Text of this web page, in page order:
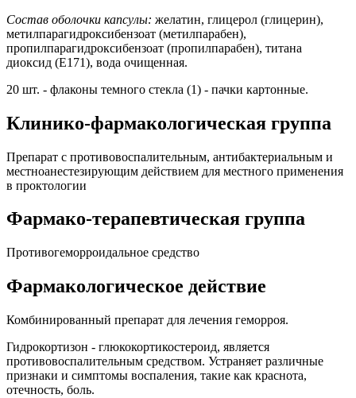
Состав оболочки капсулы: желатин, глицерол (глицерин),
метилпарагидроксибензоат (метилпарабен),
пропилпарагидроксибензоат (пропилпарабен), титана
диоксид (Е171), вода очищенная.
20 шт. - флаконы темного стекла (1) - пачки картонные.
Клинико-фармакологическая группа
Препарат с противовоспалительным, антибактериальным и
местноанестезирующим действием для местного применения
в проктологии
Фармако-терапевтическая группа
Противогеморроидальное средство
Фармакологическое действие
Комбинированный препарат для лечения геморроя.
Гидрокортизон - глюкокортикостероид, является
противовоспалительным средством. Устраняет различные
признаки и симптомы воспаления, такие как краснота,
отечность, боль.